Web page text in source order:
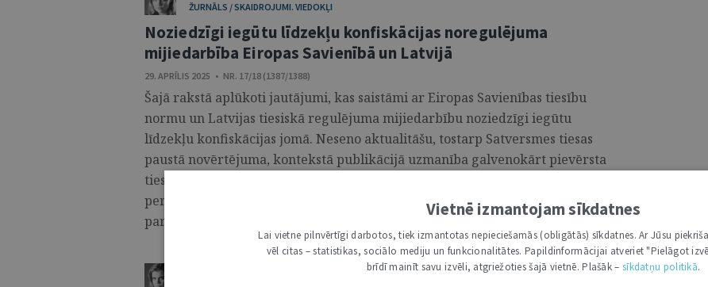
ŽURNĀLS / SKAIDROJUMI. VIEDOKĻI
Noziedzīgi iegūtu līdzekļu konfiskācijas noregulējuma
mijiedarbība Eiropas Savienībā un Latvijā
29. APRĪLIS 2025 • NR. 17/18 (1387/1388)
Šajā rakstā aplūkoti jautājumi, kas saistāmi ar Eiropas Savienības tiesību
normu un Latvijas tiesiskā regulējuma mijiedarbību noziedzīgi iegūtu
līdzekļu konfiskācijas jomā. Neseno aktualitāšu, tostarp Satversmes tiesas
paustā novērtējuma, kontekstā publikācijā uzmanība galvenokārt pievērsta
tiesisko garantiju juridiskajai un funkcionālajai būtībai, kādas nodrošināmas
personai Kriminālprocesa likuma 59. nodaļas kārtībā notiekošajā procesā
par noziedzīgi iegūtu mantu. ...
Vietnē izmantojam sīkdatnes
Lai vietne pilnvērtīgi darbotos, tiek izmantotas nepieciešamās (obligātās) sīkdatnes. Ar Jūsu
vēl citas – statistikas, sociālo mediju un funkcionalitātes. Papildinformācijai atveriet "Pielāgot
brīdī mainīt savu izvēli, atgriežoties šajā vietnē. Plašāk – sīkdatņu politikā.